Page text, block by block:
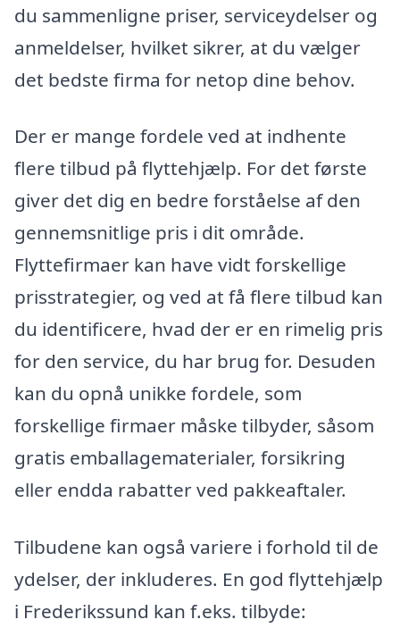
du sammenligne priser, serviceydelser og
anmeldelser, hvilket sikrer, at du vælger
det bedste firma for netop dine behov.
Der er mange fordele ved at indhente
flere tilbud på flyttehjælp. For det første
giver det dig en bedre forståelse af den
gennemsnitlige pris i dit område.
Flyttefirmaer kan have vidt forskellige
prisstrategier, og ved at få flere tilbud kan
du identificere, hvad der er en rimelig pris
for den service, du har brug for. Desuden
kan du opnå unikke fordele, som
forskellige firmaer måske tilbyder, såsom
gratis emballagematerialer, forsikring
eller endda rabatter ved pakkeaftaler.
Tilbudene kan også variere i forhold til de
ydelser, der inkluderes. En god flyttehjælp
i Frederikssund kan f.eks. tilbyde: